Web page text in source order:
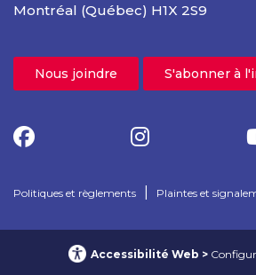
Montréal (Québec) H1X 2S9
Nous joindre S'abonner à
Politiques et règlements Plaintes et
Accessibilité Web